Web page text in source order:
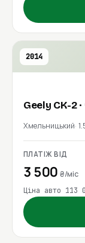
2014
Geely CK-2
Хмельницький
ПЛАТІЖ ВІД
3 500₴/міс
Ціна авто 113